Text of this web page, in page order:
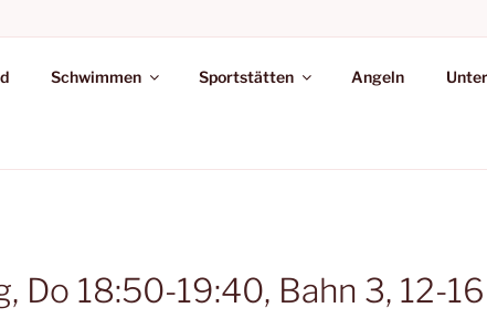
Schwimmen Sportstätten Angeln
Do 18:50-19:40, Bahn 3, 12-